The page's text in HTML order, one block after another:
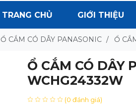
TRANG CHỦ GIỚI THIỆU
Ổ CẮM CÓ DÂY PANASONIC / Ổ
Ổ CẮM CÓ DÂY
WCHG24332W
(0 đánh giá)